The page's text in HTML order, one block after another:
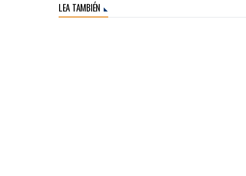
LEA TAMBIÉN